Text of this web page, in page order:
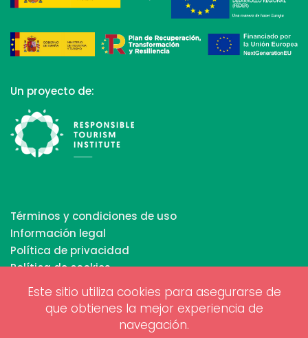
Este sitio utiliza cookies para asegurarse de
que obtienes la mejor experiencia de
navegación.
Un proyecto de:
Términos y condiciones de uso
Información legal
Política de privacidad
Política de cookies
Copyrights © 2026 All Rights Reserved by Biosphere
Responsible Tourism Inc.